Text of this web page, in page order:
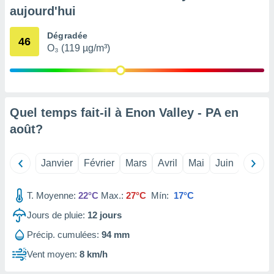
ou
de la
non
notre
le
en
aujourd'hui
46 Dégradée
O₃ (119 µg/m³)
Quel temps fait-il à Enon Valley - PA en
août?
Janvier Février Mars Avril Mai Juin Juillet
T. Moyenne: 22°C Max.: 27°C Mín: 17°C
Jours de pluie: 12 jours
Précip. cumulées: 94 mm
Vent moyen: 8 km/h